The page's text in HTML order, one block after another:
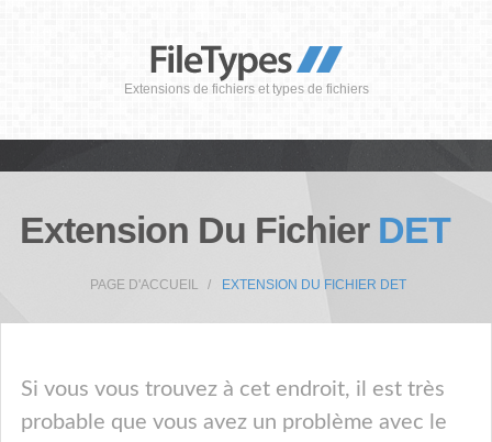
Extensions de fichiers et types de fichiers
Extension Du Fichier DET
PAGE D'ACCUEIL EXTENSION DU FICHIER DET
Si vous vous trouvez à cet endroit, il est très
probable que vous avez un problème avec le